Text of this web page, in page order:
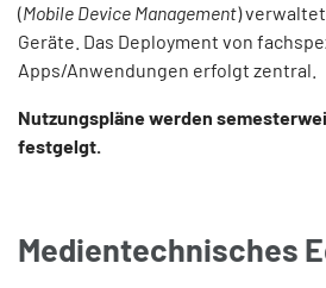
(Mobile Device Management)
Geräte. Das Deployment von
Apps/Anwendungen erfolgt zentral.
Nutzungspläne werden
festgelgt.
Medientechnisches